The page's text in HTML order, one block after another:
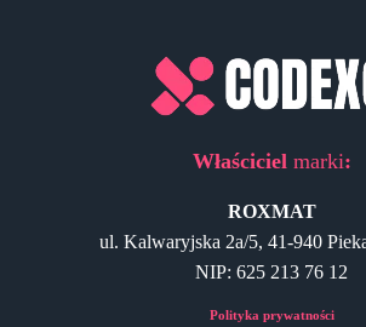
Właściciel marki:
ROXMAT
ul. Kalwaryjska 2a/5, 41-940
NIP: 625 213 76 12
Polityka prywatności